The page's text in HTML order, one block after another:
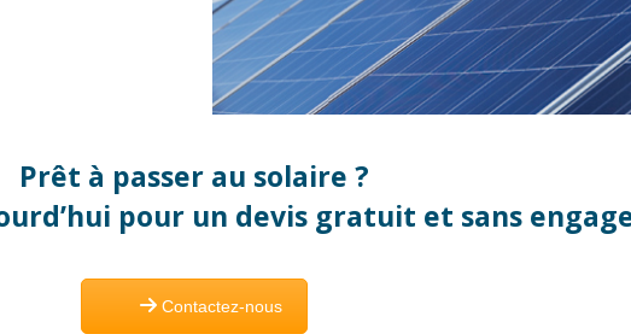
Prêt à passer au solaire ?
pour un devis gratuit et sans
Contactez-nous